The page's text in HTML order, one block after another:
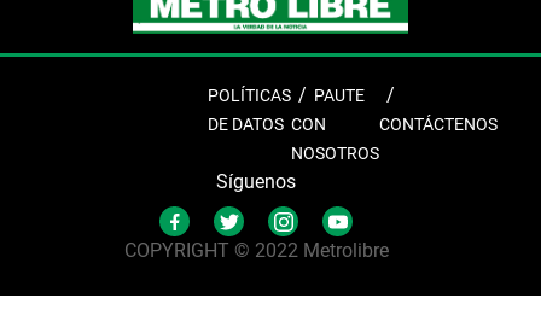
POLÍTICAS
DE DATOS
PAUTE
CON
NOSOTROS
CONTÁCTENOS
Síguenos
COPYRIGHT © 2022 Metrolibre